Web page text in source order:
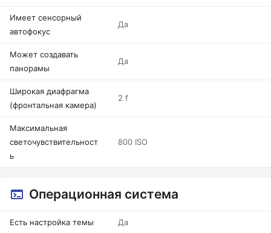
Имеет сенсорный
автофокус
Да
Может создавать
панорамы
Да
Широкая диафрагма
(фронтальная камера)
2 f
Максимальная
светочувствительност
ь
800 ISO
Операционная система
Есть настройка темы Да